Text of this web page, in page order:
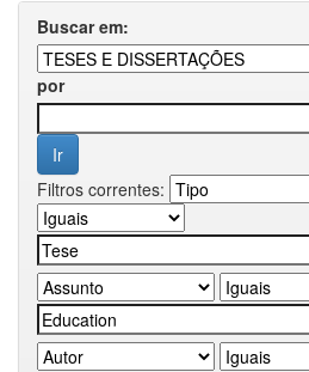
Buscar em:
por
Filtros correntes: